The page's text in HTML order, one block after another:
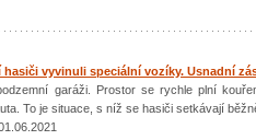
hasiči vyvinuli speciální vozíky. Usnadní
garáži. Prostor se rychle plní
To je situace, s níž se hasiči setkávají